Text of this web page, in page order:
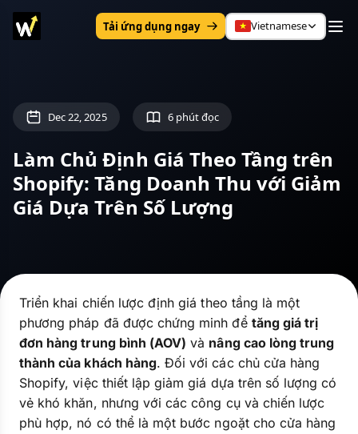
Tải ứng dụng ngay Vietnamese
Dec 22, 2025 6 phút đọc
Làm Chủ Định Giá Theo Tầng trên
Shopify: Tăng Doanh Thu với Giảm
Giá Dựa Trên Số Lượng
Triển khai chiến lược định giá theo tầng là một
phương pháp đã được chứng minh để tăng giá trị
đơn hàng trung bình (AOV) và nâng cao lòng trung
thành của khách hàng. Đối với các chủ cửa hàng
Shopify, việc thiết lập giảm giá dựa trên số lượng có
vẻ khó khăn, nhưng với các công cụ và chiến lược
phù hợp, nó có thể là một bước ngoặt cho cửa hàng